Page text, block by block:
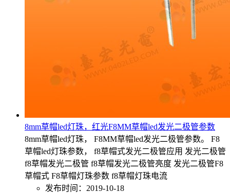
8mm草帽led灯珠，红光F8MM草帽led发光二极管参数
8mm草帽led灯珠， F8MM草帽led发光二极管参数。 F8
草帽led灯珠参数， f8草帽式发光二极管应用 发光二极管
f8草帽发光二极管 f8草帽发光二极管亮度 发光二极管F8
草帽式 F8草帽灯珠参数 f8草帽灯珠电流
发布时间：2019-10-18